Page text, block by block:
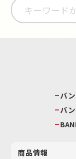
バ
バ
商品情報